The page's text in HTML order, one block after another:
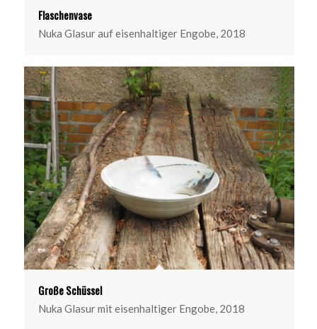
Flaschenvase
Nuka Glasur auf eisenhaltiger Engobe, 2018
Große Schüssel
Nuka Glasur mit eisenhaltiger Engobe, 2018